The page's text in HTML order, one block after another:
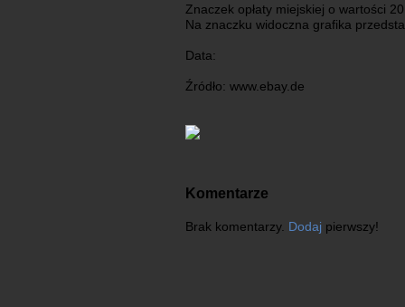
Znaczek opłaty miejskiej o wartości 20
Na znaczku widoczna grafika
Data:
Źródło: www.ebay.de
Komentarze
Brak komentarzy. Dodaj pierwszy!